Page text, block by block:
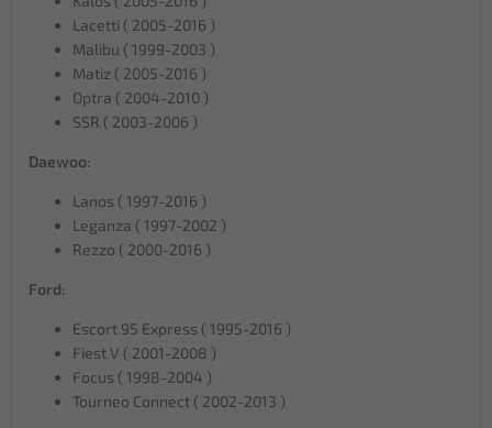
Lacetti ( 2005-2016 )
Malibu ( 1999-2003 )
Matiz ( 2005-2016 )
Optra ( 2004-2010 )
SSR ( 2003-2006 )
Daewoo:
Lanos ( 1997-2016 )
Leganza ( 1997-2002 )
Rezzo ( 2000-2016 )
Ford:
Escort 95 Express ( 1995-2016 )
Fiest V ( 2001-2008 )
Focus ( 1998-2004 )
Tourneo Connect ( 2002-2013 )